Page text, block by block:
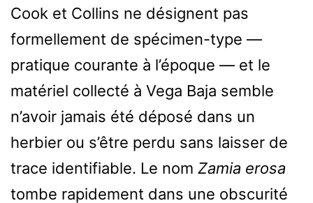
Cook et Collins ne désignent pas
formellement de spécimen-type —
pratique courante à l’époque — et le
matériel collecté à Vega Baja semble
n’avoir jamais été déposé dans un
herbier ou s’être perdu sans laisser de
trace identifiable. Le nom Zamia erosa
tombe rapidement dans une obscurité